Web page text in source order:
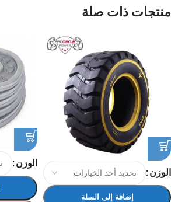
منتجات ذات صلة
الوزن
إضافة إلى السلة
الوزن